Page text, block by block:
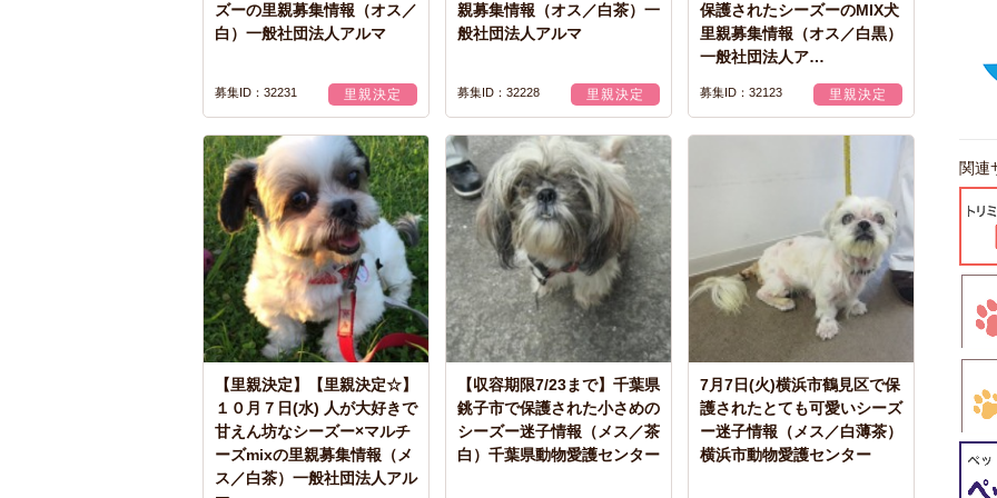
ズーの里親募集情報（オス／
白）一般社団法人アルマ
募集ID：32231 里親決定
親募集情報（オス／白茶）一
般社団法人アルマ
募集ID：32228 里親決定
保護されたシーズーのMIX犬
里親募集情報（オス／白黒）
一般社団法人ア…
募集ID：32123 里親決定
【里親決定】【里親決定☆】
１０月７日(水) 人が大好きで
甘えん坊なシーズー×マルチ
ーズmixの里親募集情報（メ
ス／白茶）一般社団法人アル
【収容期限7/23まで】千葉県
銚子市で保護された小さめの
シーズー迷子情報（メス／茶
白）千葉県動物愛護センター
7月7日(火)横浜市鶴見区で保
護されたとても可愛いシーズ
ー迷子情報（メス／白薄茶）
横浜市動物愛護センター
関連